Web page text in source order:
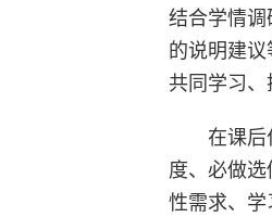
结合学情
的说明建
共同学习、
在课
度、必做
性需求、